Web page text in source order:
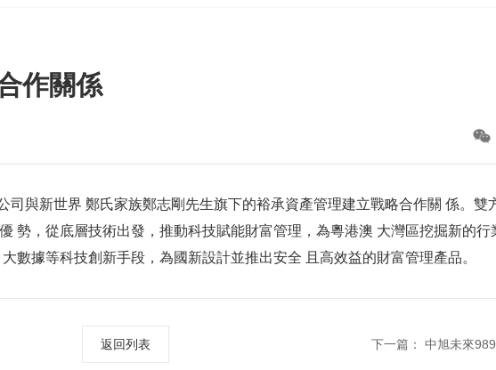
作關係
司與新世界 鄭氏家族鄭志剛先生旗下的裕承資產管理建立戰略合作關 係。雙
勢，從底層技術出發，推動科技賦能財富管理，為粵港澳 大灣區挖掘新的行
數據等科技創新手段，為國新設計並推出安全 且高效益的財富管理產品。
返回列表 下一篇： 中旭未來